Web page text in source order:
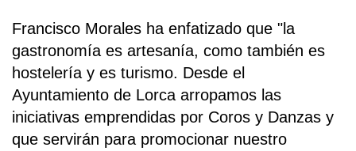
Francisco Morales ha enfatizado que "la
gastronomía es artesanía, como también es
hostelería y es turismo. Desde el
Ayuntamiento de Lorca arropamos las
iniciativas emprendidas por Coros y Danzas y
que servirán para promocionar nuestro